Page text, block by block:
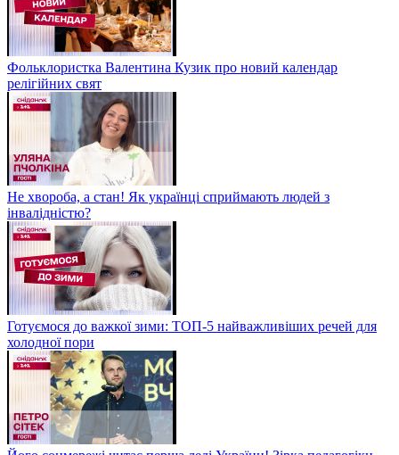
Фольклористка Валентина Кузик про новий календар
релігійних свят
Не хвороба, а стан! Як українці сприймають людей з
інвалідністю?
Готуємося до важкої зими: ТОП-5 найважливіших речей для
холодної пори